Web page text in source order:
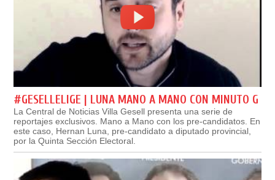
#GESELLELIGE | LUNA MANO A MANO CON MINUTO G
La Central de Noticias Villa Gesell presenta una serie de
reportajes exclusivos. Mano a Mano con los pre-candidatos. En
este caso, Hernan Luna, pre-candidato a diputado provincial,
por la Quinta Sección Electoral.